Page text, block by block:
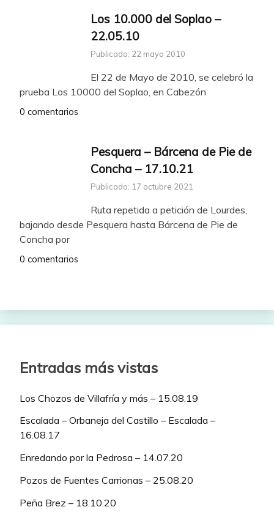
Los 10.000 del Soplao –
22.05.10
Publicado: 22 mayo 2010
El 22 de Mayo de 2010, se celebró la
prueba Los 10000 del Soplao, en Cabezón
0 comentarios
Pesquera – Bárcena de Pie de
Concha – 17.10.21
Publicado: 17 octubre 2021
Ruta repetida a petición de Lourdes,
bajando desde Pesquera hasta Bárcena de Pie de
Concha por
0 comentarios
Entradas más vistas
Los Chozos de Villafría y más – 15.08.19
Escalada – Orbaneja del Castillo – Escalada –
16.08.17
Enredando por la Pedrosa – 14.07.20
Pozos de Fuentes Carrionas – 25.08.20
Peña Brez – 18.10.20